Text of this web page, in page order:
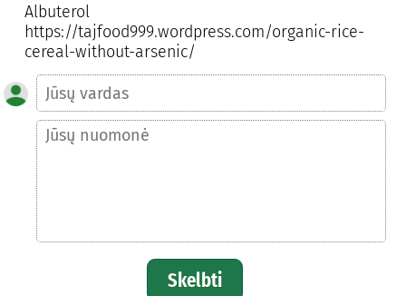
Albuterol
https://tajfood999.wordpress.com/organic-rice-
cereal-without-arsenic/
Skelbti